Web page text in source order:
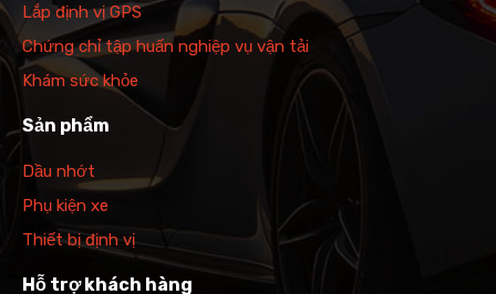
Lắp định vị GPS
Chứng chỉ tập huấn nghiệp vụ vận tải
Khám sức khỏe
Sản phẩm
Dầu nhớt
Phụ kiện xe
Thiết bị định vị
Hỗ trợ khách hàng